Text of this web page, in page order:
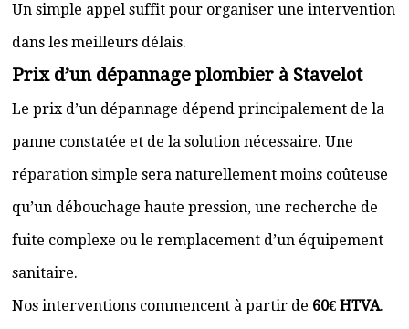
Un simple appel suffit pour organiser une intervention
dans les meilleurs délais.
Prix d’un dépannage plombier à Stavelot
Le prix d’un dépannage dépend principalement de la
panne constatée et de la solution nécessaire. Une
réparation simple sera naturellement moins coûteuse
qu’un débouchage haute pression, une recherche de
fuite complexe ou le remplacement d’un équipement
sanitaire.
Nos interventions commencent à partir de 60€ HTVA.